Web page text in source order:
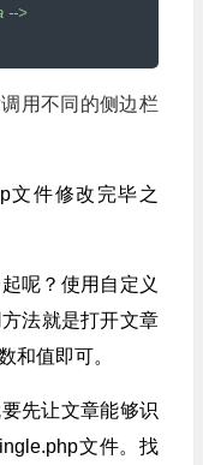
-->
文件修改完毕之
呢？使用自定义
法就是打开文章
和值即可。
先让文章能够识
文件。找